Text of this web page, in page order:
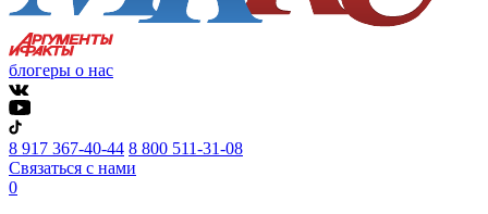
блогеры о нас
8 917 367-40-44 8 800 511-31-08
Связаться с нами
0